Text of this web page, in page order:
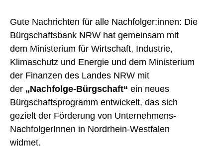
Gute Nachrichten für alle Nachfolger:innen: Die
Bürgschaftsbank NRW hat gemeinsam mit
dem Ministerium für Wirtschaft, Industrie,
Klimaschutz und Energie und dem Ministerium
der Finanzen des Landes NRW mit
der „Nachfolge-Bürgschaft“ ein neues
Bürgschaftsprogramm entwickelt, das sich
gezielt der Förderung von Unternehmens-
NachfolgerInnen in Nordrhein-Westfalen
widmet.